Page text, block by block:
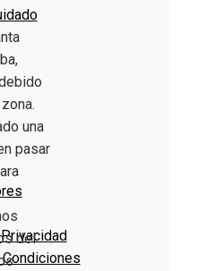
una
pasar
del